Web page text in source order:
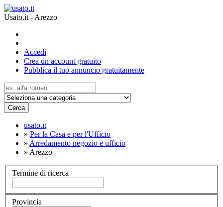
Usato.it - Arezzo
Accedi
Crea un account gratuito
Pubblica il tuo annuncio gratuitamente
Cerca
usato.it
» Per la Casa e per l'Ufficio
» Arredamento negozio e ufficio
» Arezzo
Termine di ricerca
Provincia